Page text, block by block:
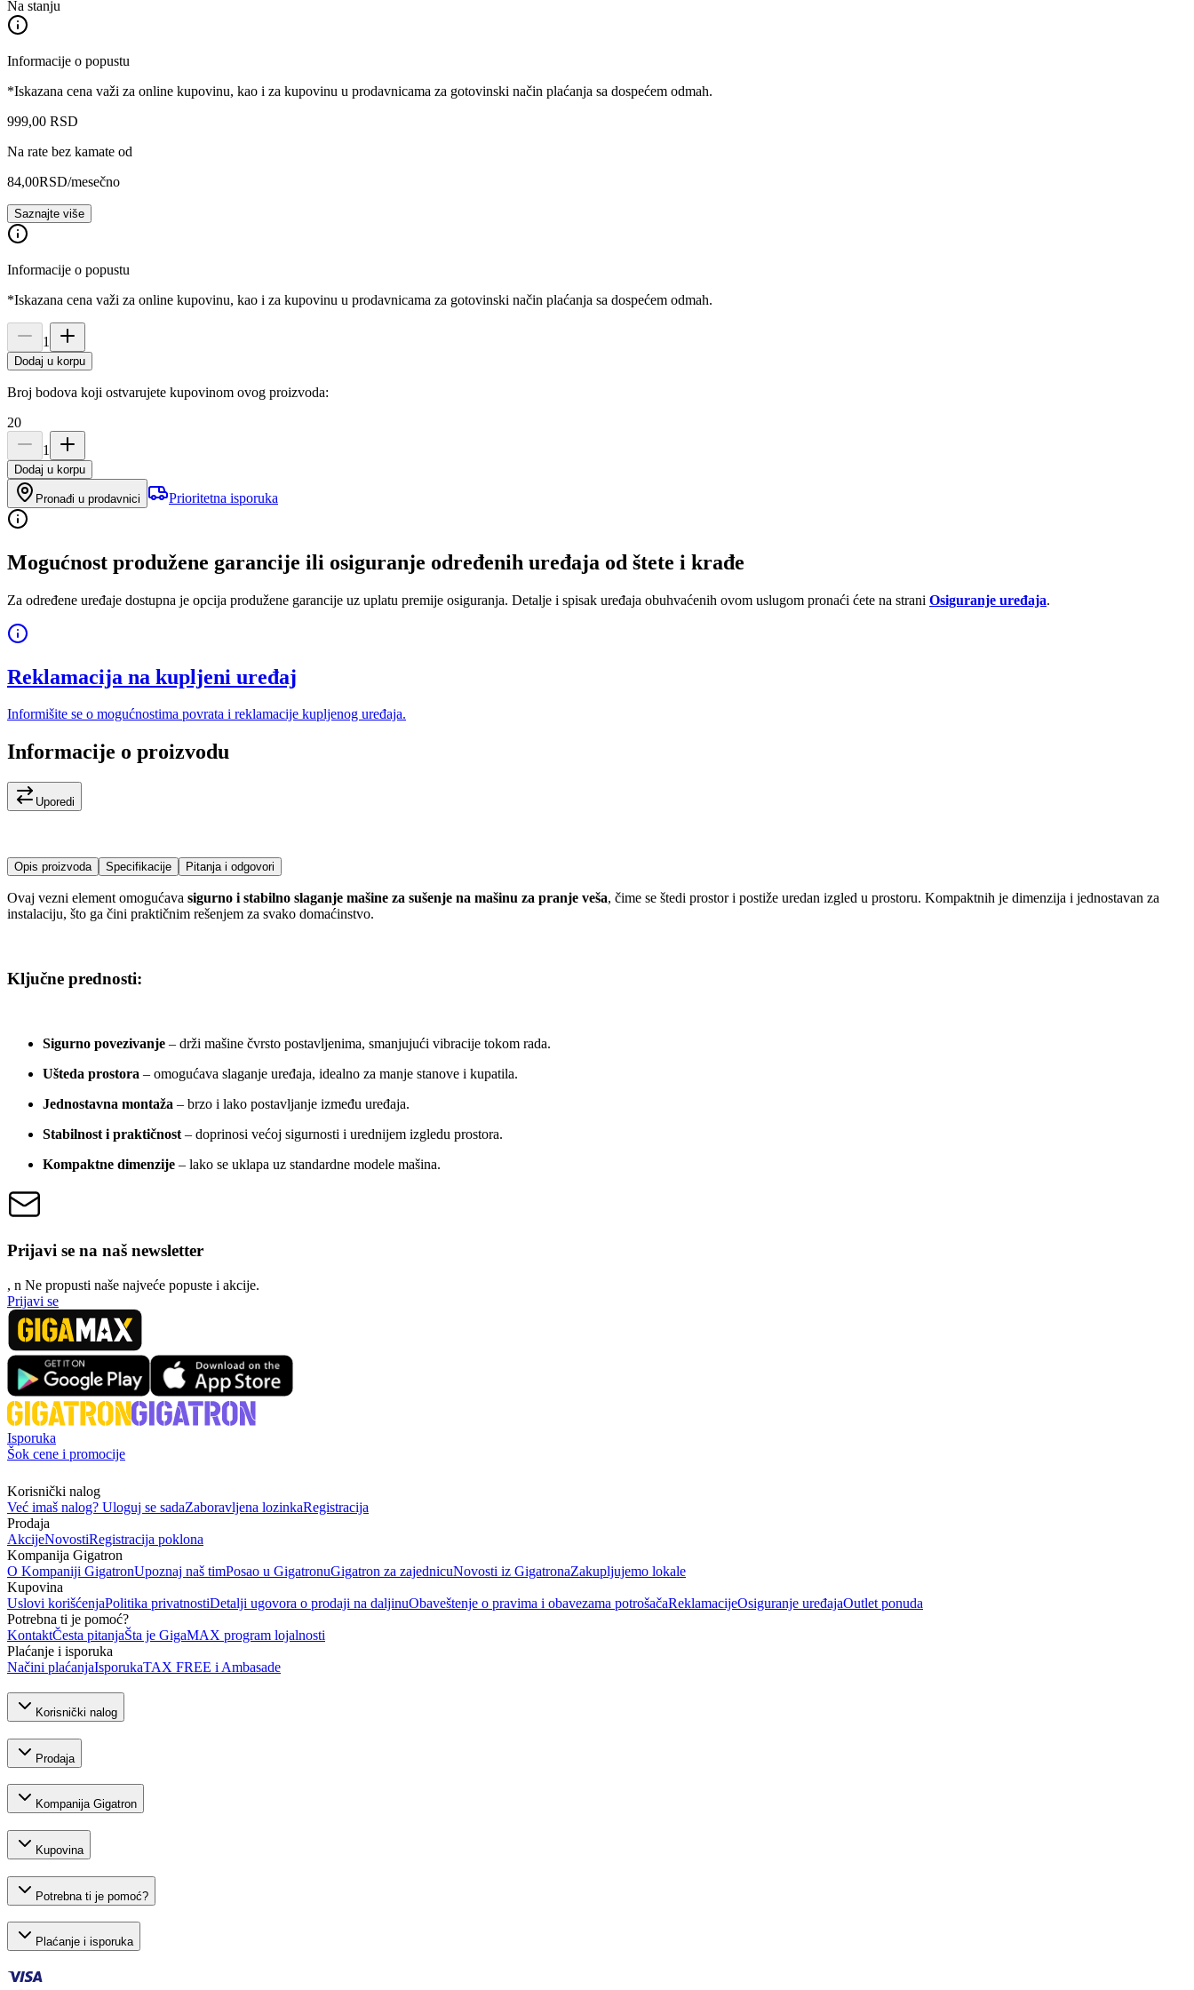
Na stanju
Informacije o popustu
*Iskazana cena važi za online kupovinu, kao i za kupovinu u prodavnicama za gotovinski način plaćanja sa dospećem odmah.
999,00 RSD
Na rate bez kamate od
84,00RSD/mesečno
Saznajte više
Informacije o popustu
*Iskazana cena važi za online kupovinu, kao i za kupovinu u prodavnicama za gotovinski način plaćanja sa dospećem odmah.
1
Dodaj u korpu
Broj bodova koji ostvarujete kupovinom ovog proizvoda:
20
1
Dodaj u korpu
Pronađi u prodavnici Prioritetna isporuka
Mogućnost produžene garancije ili osiguranje određenih uređaja od štete i krađe
Za određene uređaje dostupna je opcija produžene garancije uz uplatu premije osiguranja. Detalje i spisak uređaja obuhvaćenih ovom uslugom pronaći ćete na strani Osiguranje uređaja.
Reklamacija na kupljeni uređaj
Informišite se o mogućnostima povrata i reklamacije kupljenog uređaja.
Informacije o proizvodu
Uporedi
Opis proizvoda Specifikacije Pitanja i odgovori
Ovaj vezni element omogućava sigurno i stabilno slaganje mašine za sušenje na mašinu za pranje veša, čime se štedi prostor i postiže uredan izgled u prostoru. Kompaktnih je dimenzija i jednostavan za
instalaciju, što ga čini praktičnim rešenjem za svako domaćinstvo.
Ključne prednosti:
Sigurno povezivanje – drži mašine čvrsto postavljenima, smanjujući vibracije tokom rada.
Ušteda prostora – omogućava slaganje uređaja, idealno za manje stanove i kupatila.
Jednostavna montaža – brzo i lako postavljanje između uređaja.
Stabilnost i praktičnost – doprinosi većoj sigurnosti i urednijem izgledu prostora.
Kompaktne dimenzije – lako se uklapa uz standardne modele mašina.
Prijavi se na naš newsletter
, n Ne propusti naše najveće popuste i akcije.
Prijavi se
Isporuka
Šok cene i promocije
Korisnički nalog
Već imaš nalog? Uloguj se sadaZaboravljena lozinkaRegistracija
Prodaja
AkcijeNovostiRegistracija poklona
Kompanija Gigatron
O Kompaniji GigatronUpoznaj naš timPosao u GigatronuGigatron za zajednicuNovosti iz GigatronaZakupljujemo lokale
Kupovina
Uslovi korišćenjaPolitika privatnostiDetalji ugovora o prodaji na daljinuObaveštenje o pravima i obavezama potrošačaReklamacijeOsiguranje uređajaOutlet ponuda
Potrebna ti je pomoć?
KontaktČesta pitanjaŠta je GigaMAX program lojalnosti
Plaćanje i isporuka
Načini plaćanjaIsporukaTAX FREE i Ambasade
Korisnički nalog
Prodaja
Kompanija Gigatron
Kupovina
Potrebna ti je pomoć?
Plaćanje i isporuka